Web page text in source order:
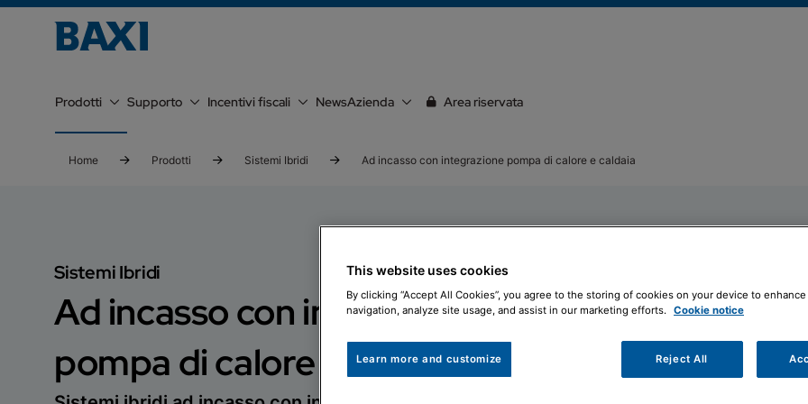
Prodotti Supporto Incentivi fiscali NewsAzienda Area riservata
Home Prodotti Sistemi Ibridi Ad incasso con integrazione pompa di calore e caldaia
Sistemi Ibridi
Ad incasso con integrazione
pompa di calore e caldaia
I sistemi ibridi ad
riscaldamento,
integrando pompa di
La pompa di calore
Auriga H WI-FI)
e fornisce energia per
This website uses cookies
By clicking “Accept All Cookies”, you agree to the storing of cookies on your device to
navigation, analyze site usage, and assist in our marketing efforts. Cookie notice
Learn more and customize Reject All